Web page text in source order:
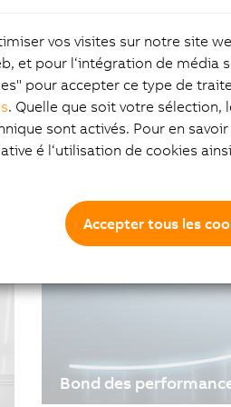
"À ma connaissance,
telle flexibilité et une
30/08/2021 | 5m
B&R a choisi de
L'expert vision Andreas
quoi consiste
#Plastique
Bond des
vos visites sur notre site
et pour l‘intégration de média
pour accepter ce type de
. Quelle que soit votre sélection,
sont activés. Pour en savoir
é l‘utilisation de cookies
Accepter tous les